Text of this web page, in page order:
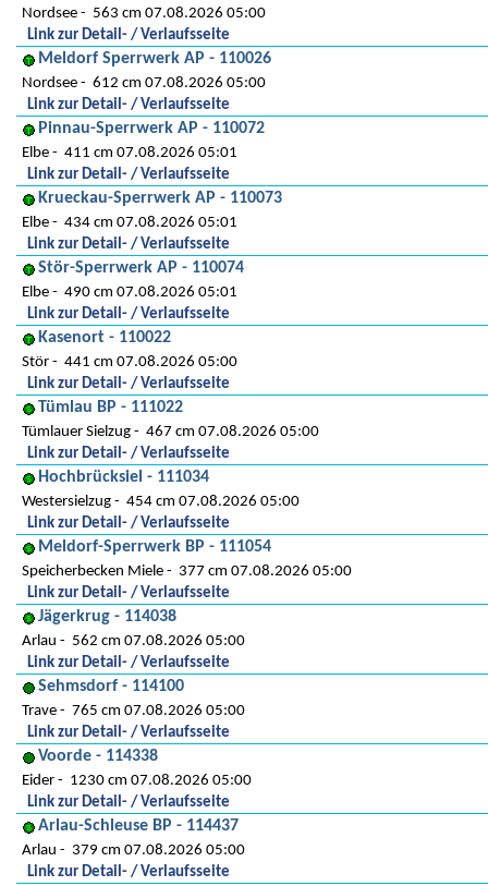
Nordsee
563 cm 07.08.2026 05:00
Link zur Detail- / Verlaufsseite
Meldorf Sperrwerk AP - 110026
Nordsee
612 cm 07.08.2026 05:00
Link zur Detail- / Verlaufsseite
Pinnau-Sperrwerk AP - 110072
Elbe
411 cm 07.08.2026 05:01
Link zur Detail- / Verlaufsseite
Krueckau-Sperrwerk AP - 110073
Elbe
434 cm 07.08.2026 05:01
Link zur Detail- / Verlaufsseite
Stör-Sperrwerk AP - 110074
Elbe
490 cm 07.08.2026 05:01
Link zur Detail- / Verlaufsseite
Kasenort - 110022
Stör
441 cm 07.08.2026 05:00
Link zur Detail- / Verlaufsseite
Tümlau BP - 111022
Tümlauer Sielzug
467 cm 07.08.2026 05:00
Link zur Detail- / Verlaufsseite
Hochbrücksiel - 111034
Westersielzug
454 cm 07.08.2026 05:00
Link zur Detail- / Verlaufsseite
Meldorf-Sperrwerk BP - 111054
Speicherbecken Miele
377 cm 07.08.2026 05:00
Link zur Detail- / Verlaufsseite
Jägerkrug - 114038
Arlau
562 cm 07.08.2026 05:00
Link zur Detail- / Verlaufsseite
Sehmsdorf - 114100
Trave
765 cm 07.08.2026 05:00
Link zur Detail- / Verlaufsseite
Voorde - 114338
Eider
1230 cm 07.08.2026 05:00
Link zur Detail- / Verlaufsseite
Arlau-Schleuse BP - 114437
Arlau
379 cm 07.08.2026 05:00
Link zur Detail- / Verlaufsseite